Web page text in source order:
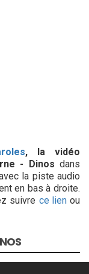
, la vidéo
- Dinos dans
la piste audio
en bas à droite.
suivre ce lienou